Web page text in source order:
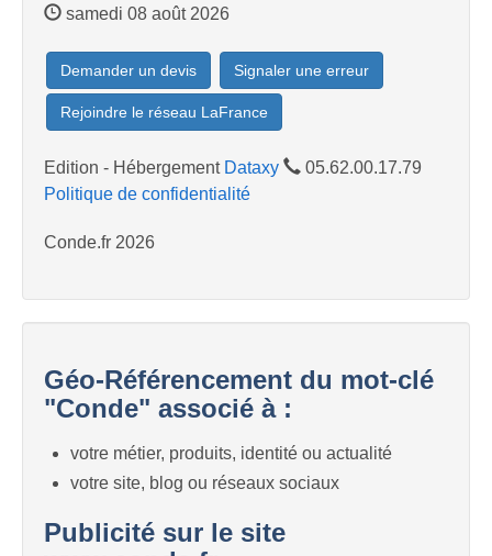
samedi 08 août 2026
Demander un devis Signaler une erreur
Rejoindre le réseau LaFrance
Edition - Hébergement Dataxy
05.62.00.17.79
Politique de confidentialité
Conde.fr 2026
Géo-Référencement du mot-clé
"Conde" associé à :
votre métier, produits, identité ou actualité
votre site, blog ou réseaux sociaux
Publicité sur le site